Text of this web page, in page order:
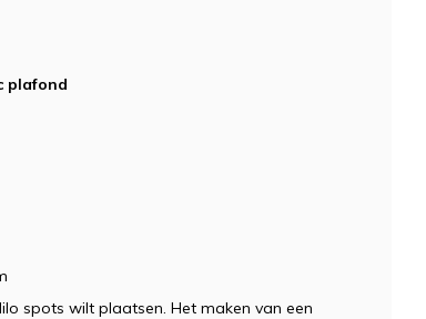
plafond
spots wilt plaatsen. Het maken van een